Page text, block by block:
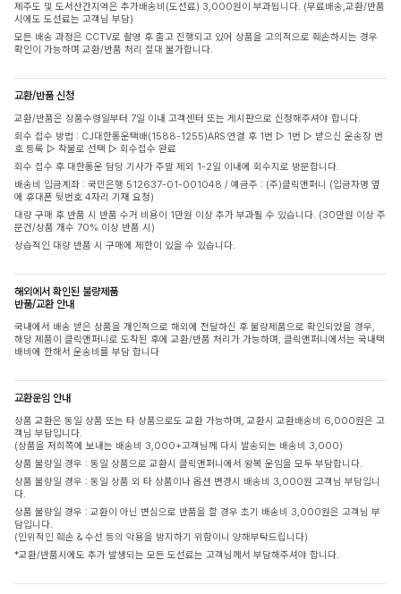
제주도 및 도서산간지역은 추가배송비(도선료) 3,000원이 부과됩니다. (무료배송,교환/반품
시에도 도선료는 고객님 부담)
모든 배송 과정은 CCTV로 촬영 후 출고 진행되고 있어 상품을 고의적으로 훼손하시는 경우
확인이 가능하며 교환/반품 처리 절대 불가합니다.
교환/반품 신청
교환/반품은 상품수령일부터 7일 이내 고객센터 또는 게시판으로 신청해주셔야 합니다.
회수 접수 방법 : CJ대한통운택배(1588-1255)ARS 연결 후 1번 ▷ 1번 ▷ 받으신 운송장 번
호 등록 ▷ 착불로 선택 ▷ 회수접수 완료
회수 접수 후 대한통운 담당 기사가 주말 제외 1-2일 이내에 회수지로 방문합니다.
배송비 입금계좌 : 국민은행 512637-01-001048 / 예금주 : (주)클릭앤퍼니 (입금자명 옆
에 휴대폰 뒷번호 4자리 기재 요청)
대량 구매 후 반품 시 반품 수거 비용이 1만원 이상 추가 부과될 수 있습니다. (30만원 이상 주
문건/상품 개수 70% 이상 반품 시)
상습적인 대량 반품 시 구매에 제한이 있을 수 있습니다.
해외에서 확인된 불량제품
반품/교환 안내
국내에서 배송 받은 상품을 개인적으로 해외에 전달하신 후 불량제품으로 확인되었을 경우,
해당 제품이 클릭앤퍼니로 도착된 후에 교환/반품 처리가 가능하며, 클릭앤퍼니에서는 국내택
배비에 한해서 운송비를 부담 합니다
교환운임 안내
상품 교환은 동일 상품 또는 타 상품으로도 교환 가능하며, 교환시 교환배송비 6,000원은 고
객님 부담입니다.
(상품을 저희쪽에 보내는 배송비 3,000+고객님께 다시 발송되는 배송비 3,000)
상품 불량일 경우 : 동일 상품으로 교환시 클릭앤퍼니에서 왕복 운임을 모두 부담합니다.
상품 불량일 경우 : 동일 상품 외 타 상품이나 옵션 변경시 배송비 3,000원 고객님 부담입니
다.
상품 불량일 경우 : 교환이 아닌 변심으로 반품을 할 경우 초기 배송비 3,000원은 고객님 부
담입니다.
(인위적인 훼손 & 수선 등의 악용을 방지하기 위함이니 양해부탁드립니다)
*교환/반품시에도 추가 발생되는 모든 도선료는 고객님께서 부담해주셔야 합니다.